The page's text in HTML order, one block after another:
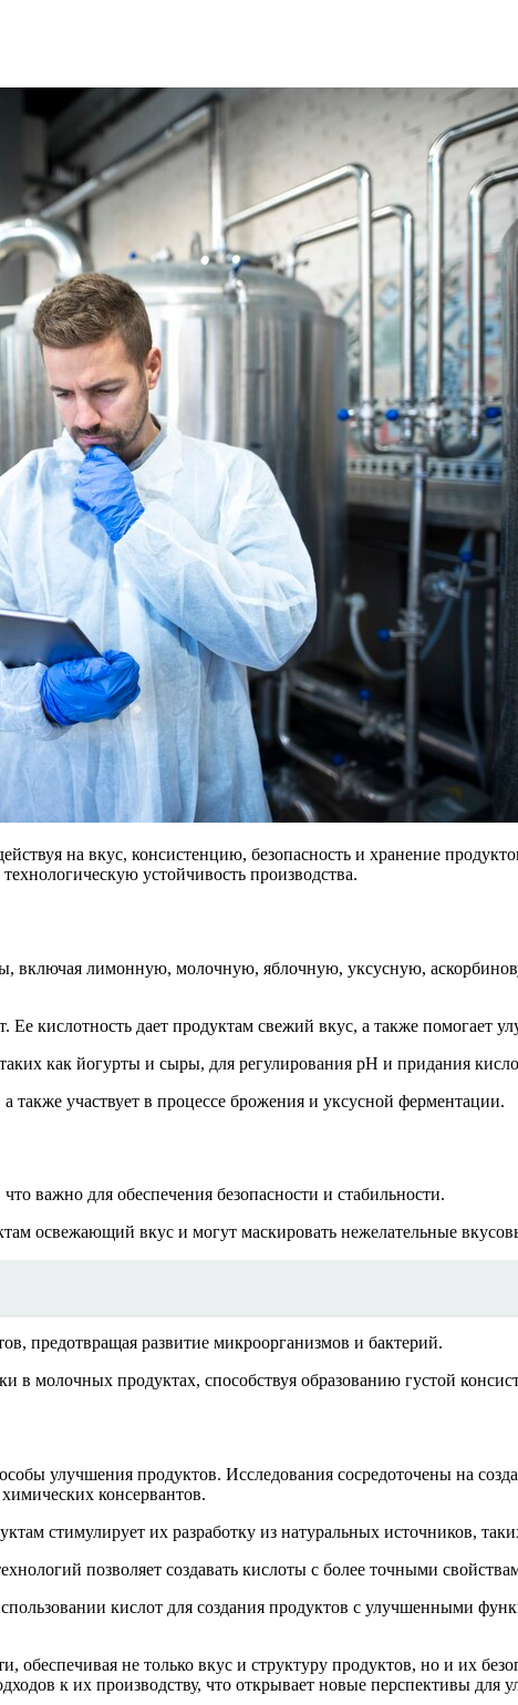
на вкус, консистенцию, безопасность и хранение
устойчивость производства.
включая лимонную, молочную, яблочную, уксусную,
кислотность дает продуктам свежий вкус, а также помогает
как йогурты и сыры, для регулирования pH и придания
также участвует в процессе брожения и уксусной ферментации.
важно для обеспечения безопасности и стабильности.
освежающий вкус и могут маскировать нежелательные
предотвращая развитие микроорганизмов и бактерий.
в молочных продуктах, способствуя образованию густой
улучшения продуктов. Исследования сосредоточены на
консервантов.
стимулирует их разработку из натуральных источников,
позволяет создавать кислоты с более точными
кислот для создания продуктов с улучшенными
не только вкус и структуру продуктов, но и их
к их производству, что открывает новые перспективы для